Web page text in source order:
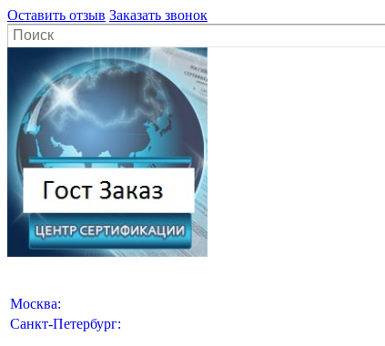
Оставить отзыв Заказать звонок
Москва:
Санкт-Петербург: